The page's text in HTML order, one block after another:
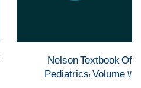
Nelson Textbook Of
Pediatrics: Volume 7